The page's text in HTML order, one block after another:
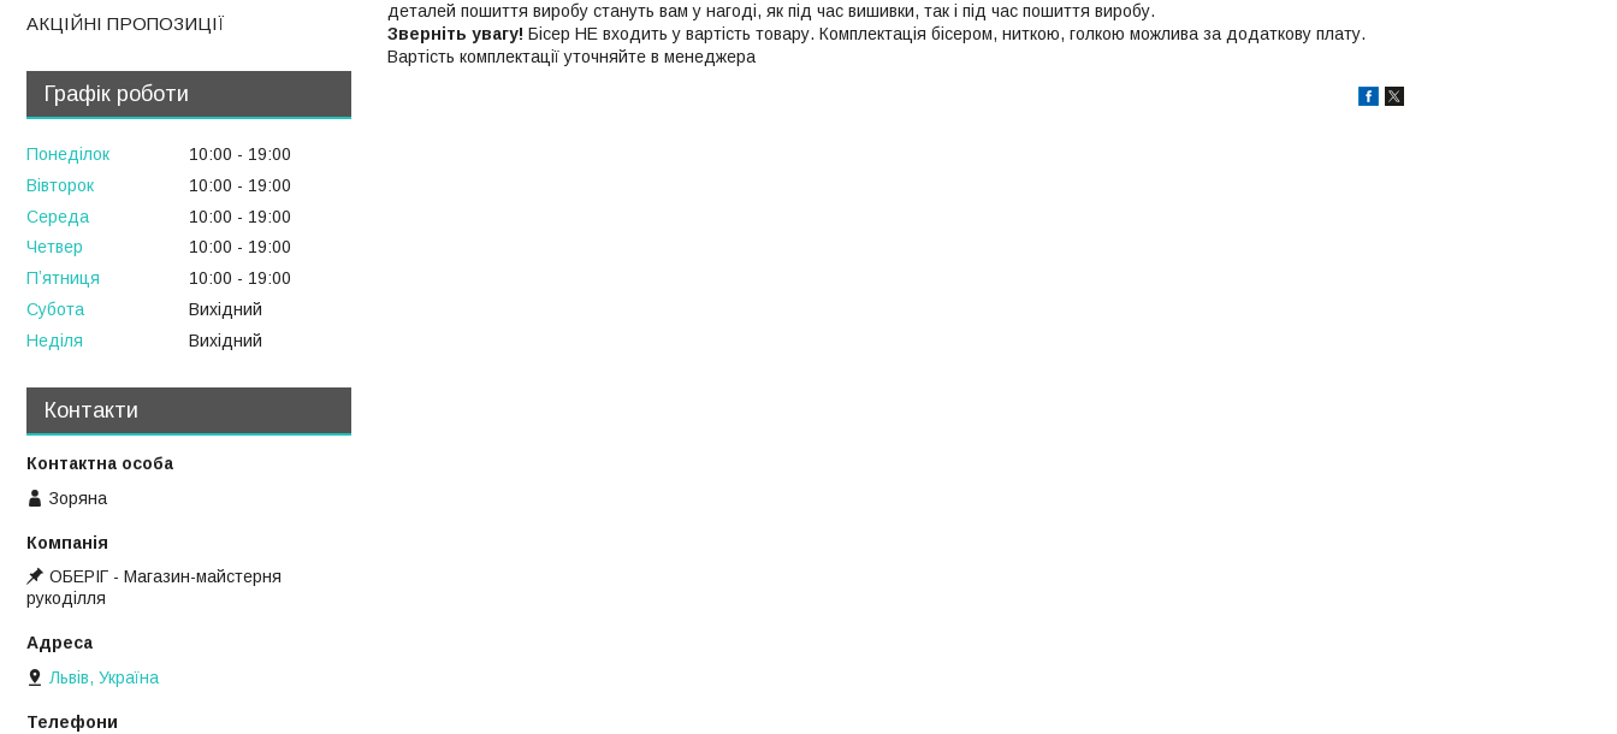
деталей пошиття виробу стануть вам у нагоді, як під час вишивки, так і під час пошиття виробу.
Зверніть увагу! Бісер НЕ входить у вартість товару. Комплектація бісером, ниткою, голкою можлива за додаткову плату.
Вартість комплектації уточняйте в менеджера
АКЦІЙНІ ПРОПОЗИЦІЇ
Графік роботи
Понеділок 10:00
19:00
Вівторок
10:00
19:00
Середа
10:00
19:00
Четвер
10:00
19:00
Пʼятниця
10:00
19:00
Субота
Вихідний
Неділя
Вихідний
Контакти
Зоряна
ОБЕРІГ - Магазин-майстерня
рукоділля
Львів, Україна